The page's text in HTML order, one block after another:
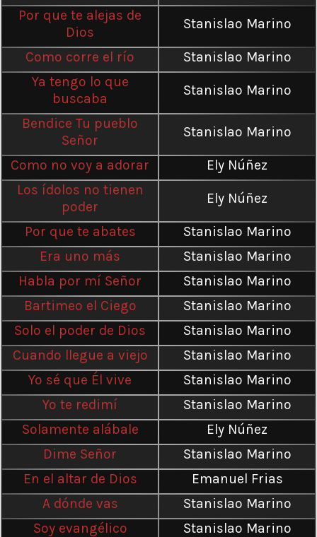
Por que te alejas de
Dios
Stanislao Marino
Como corre el río
Stanislao Marino
Ya tengo lo que
buscaba
Stanislao Marino
Bendice Tu pueblo
Señor
Stanislao Marino
Como no voy a adorar
Ely Núñez
Los ídolos no tienen
poder
Ely Núñez
Por que te abates
Stanislao Marino
Era uno más
Stanislao Marino
Habla por mí Señor
Stanislao Marino
Bartimeo el Ciego
Stanislao Marino
Solo el poder de Dios
Stanislao Marino
Cuando llegue a viejo
Stanislao Marino
Yo sé que Él vive
Stanislao Marino
Yo te redimí
Stanislao Marino
Solamente alábale
Ely Núñez
Dime Señor
Stanislao Marino
En el altar de Dios
Emanuel Frias
A dónde vas
Stanislao Marino
Soy evangélico
Stanislao Marino